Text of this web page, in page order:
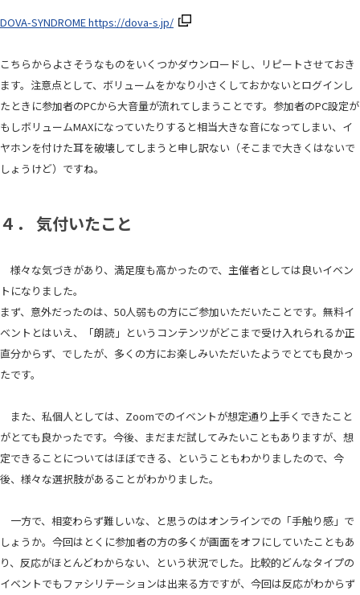
DOVA-SYNDROME https://dova-s.jp/
こちらからよさそうなものをいくつかダウンロードし、リピートさせておき
ます。注意点として、ボリュームをかなり小さくしておかないとログインし
たときに参加者のPCから大音量が流れてしまうことです。参加者のPC設定が
もしボリュームMAXになっていたりすると相当大きな音になってしまい、イ
ヤホンを付けた耳を破壊してしまうと申し訳ない（そこまで大きくはないで
しょうけど）ですね。
４． 気付いたこと
様々な気づきがあり、満足度も高かったので、主催者としては良いイベン
トになりました。
まず、意外だったのは、50人弱もの方にご参加いただいたことです。無料イ
ベントとはいえ、「朗読」というコンテンツがどこまで受け入れられるか正
直分からず、でしたが、多くの方にお楽しみいただいたようでとても良かっ
たです。
また、私個人としては、Zoomでのイベントが想定通り上手くできたこと
がとても良かったです。今後、まだまだ試してみたいこともありますが、想
定できることについてはほぼできる、ということもわかりましたので、今
後、様々な選択肢があることがわかりました。
一方で、相変わらず難しいな、と思うのはオンラインでの「手触り感」で
しょうか。今回はとくに参加者の方の多くが画面をオフにしていたこともあ
り、反応がほとんどわからない、という状況でした。比較的どんなタイプの
イベントでもファシリテーションは出来る方ですが、今回は反応がわからず